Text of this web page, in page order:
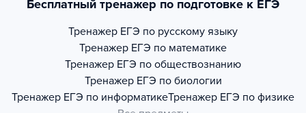
Бесплатный тренажер по подготовке к ЕГЭ
Тренажер ЕГЭ по русскому языку
Тренажер ЕГЭ по математике
Тренажер ЕГЭ по обществознанию
Тренажер ЕГЭ по биологии
Тренажер ЕГЭ по информатикеТренажер ЕГЭ по физике